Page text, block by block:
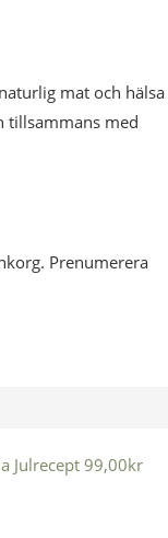
mat och hälsa
tillsammans med
Prenumerera
Julrecept 99,00kr